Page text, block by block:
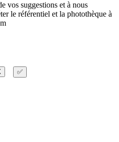
vos suggestions et à nous
le référentiel et la photothèque à
✅